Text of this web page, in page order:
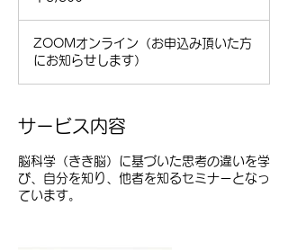
ZOOMオンライン（お申込み頂いた方
にお知らせします）
サービス内容
脳科学（きき脳）に基づいた思考の違いを学
び、自分を知り、他者を知るセミナーとなっ
ています。